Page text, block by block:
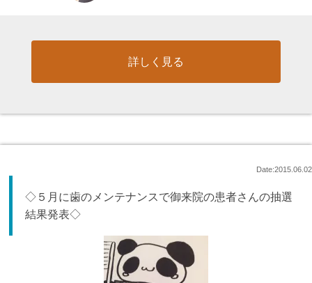
詳しく見る
Date:2015.06.02
◇５月に歯のメンテナンスで御来院の患者さんの抽選
結果発表◇